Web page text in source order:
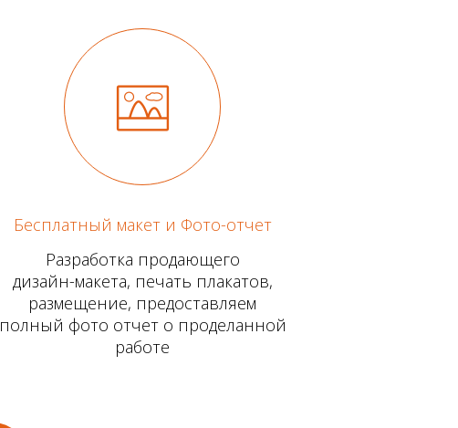
Бесплатный макет и Фото-отчет
Разработка продающего
дизайн-макета, печать плакатов,
размещение, предоставляем
полный фото отчет о проделанной
работе